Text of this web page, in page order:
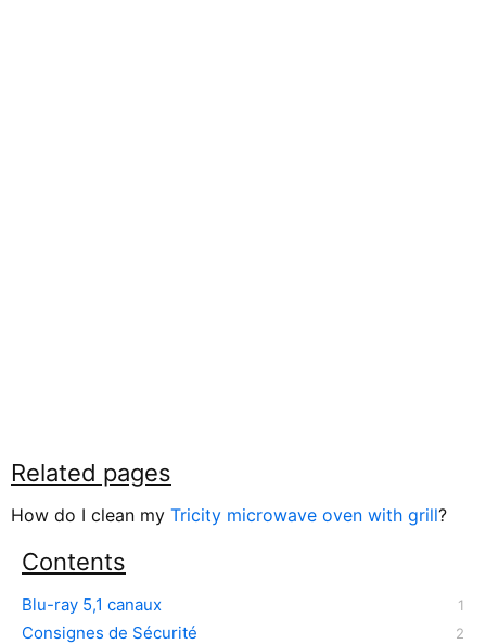
Related pages
How do I clean my Tricity microwave oven with grill?
Contents
Blu-ray 5,1 canaux
Consignes de Sécurité